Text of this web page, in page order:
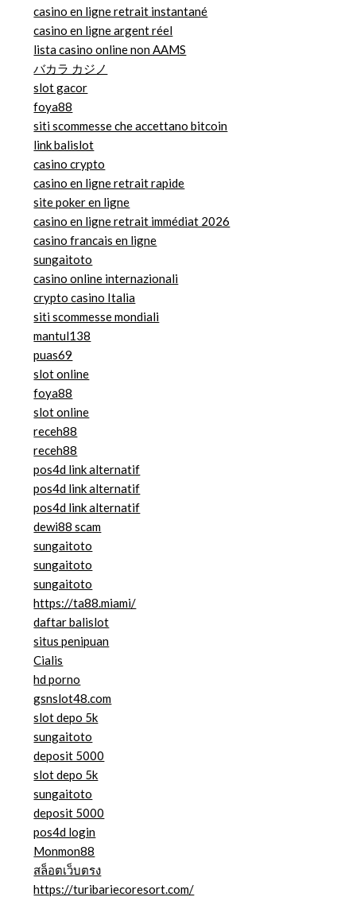
casino en ligne retrait instantané
casino en ligne argent réel
lista casino online non AAMS
バカラ カジノ
slot gacor
foya88
siti scommesse che accettano bitcoin
link balislot
casino crypto
casino en ligne retrait rapide
site poker en ligne
casino en ligne retrait immédiat 2026
casino francais en ligne
sungaitoto
casino online internazionali
crypto casino Italia
siti scommesse mondiali
mantul138
puas69
slot online
foya88
slot online
receh88
receh88
pos4d link alternatif
pos4d link alternatif
pos4d link alternatif
dewi88 scam
sungaitoto
sungaitoto
sungaitoto
https://ta88.miami/
daftar balislot
situs penipuan
Cialis
hd porno
gsnslot48.com
slot depo 5k
sungaitoto
deposit 5000
slot depo 5k
sungaitoto
deposit 5000
pos4d login
Monmon88
สล็อตเว็บตรง
https://turibariecoresort.com/